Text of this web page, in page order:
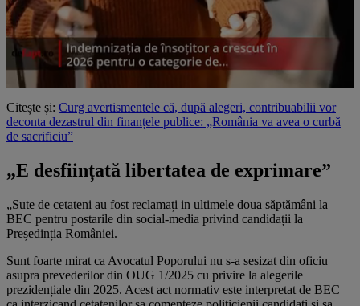
Citește și: Curg avertismentele că, după alegeri, contribuabilii vor
deconta dezastrul din finanțele publice: „România va avea o curbă
de sacrificiu”
„E desființată libertatea de exprimare”
„Sute de cetateni au fost reclamați in ultimele doua săptămâni la
BEC pentru postarile din social-media privind candidații la
Președinția României.
Sunt foarte mirat ca Avocatul Poporului nu s-a sesizat din oficiu
asupra prevederilor din OUG 1/2025 cu privire la alegerile
prezidențiale din 2025. Acest act normativ este interpretat de BEC